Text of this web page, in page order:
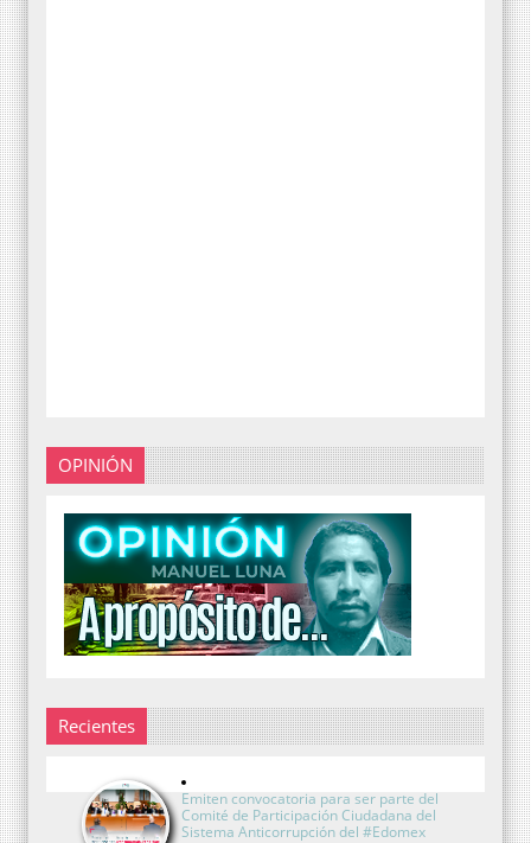
OPINIÓN
Recientes
Emiten convocatoria para ser parte del
Comité de Participación Ciudadana del
Sistema Anticorrupción del #Edomex